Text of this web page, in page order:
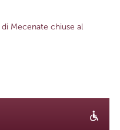
Mecenate chiuse al